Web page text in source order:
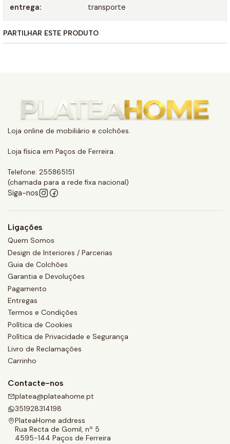
entrega:
transporte
PARTILHAR ESTE PRODUTO
Loja online de mobiliário e colchões.
Loja física em Paços de Ferreira.
Telefone: 255865151
(chamada para a rede fixa nacional)
Siga-nos
Ligações
Quem Somos
Design de Interiores / Parcerias
Guia de Colchões
Garantia e Devoluções
Pagamento
Entregas
Termos e Condições
Política de Cookies
Política de Privacidade e Segurança
Livro de Reclamações
Carrinho
Contacte-nos
platea@plateahome.pt
351928314198
PlateaHome address
Rua Recta de Gomil, nº 5
4595-144 Paços de Ferreira